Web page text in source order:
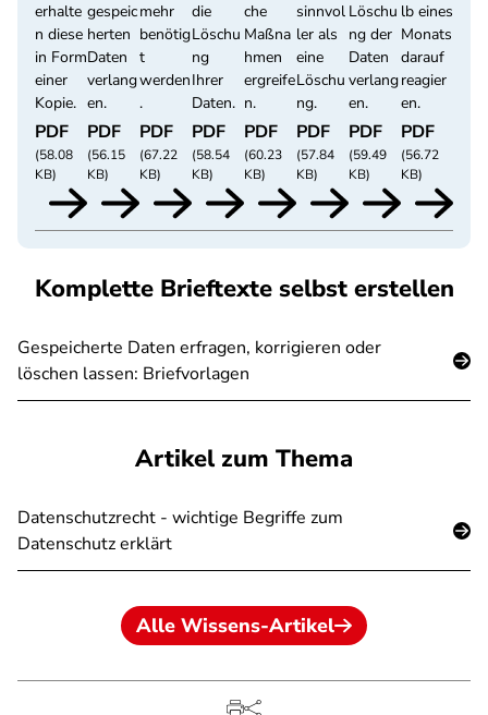
erhalte
n diese
in Form
einer
Kopie.
PDF
(58.08
KB)
gespeic
herten
Daten
verlang
en.
PDF
(56.15
KB)
mehr
benötig
t
werden
.
PDF
(67.22
KB)
die
Löschu
ng
Ihrer
Daten.
PDF
(58.54
KB)
che
Maßna
hmen
ergreife
n.
PDF
(60.23
KB)
sinnvol
ler als
eine
Löschu
ng.
PDF
(57.84
KB)
Löschu
ng der
Daten
verlang
en.
PDF
(59.49
KB)
lb eines
Monats
darauf
reagier
en.
PDF
(56.72
KB)
Komplette Brieftexte selbst erstellen
Gespeicherte Daten erfragen, korrigieren oder
löschen lassen: Briefvorlagen
Artikel zum Thema
Datenschutzrecht - wichtige Begriffe zum
Datenschutz erklärt
Alle Wissens-Artikel